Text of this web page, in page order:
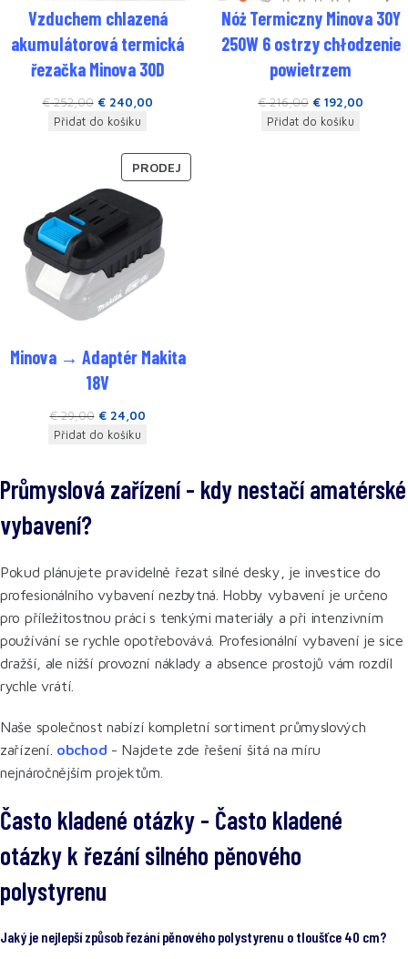
Vzduchem chlazená
akumulátorová termická
řezačka Minova 30D
€252,00 €240,00
Přidat do košíku
Nóż Termiczny Minova 30Y
250W 6 ostrzy chłodzenie
powietrzem
€216,00 €192,00
Přidat do košíku
PRODEJ
Minova → Adaptér Makita
18V
€29,00 €24,00
Přidat do košíku
Průmyslová zařízení - kdy nestačí amatérské
vybavení?
Pokud plánujete pravidelně řezat silné desky, je investice do
profesionálního vybavení nezbytná. Hobby vybavení je určeno
pro příležitostnou práci s tenkými materiály a při intenzivním
používání se rychle opotřebovává. Profesionální vybavení je sice
dražší, ale nižší provozní náklady a absence prostojů vám rozdíl
rychle vrátí.
Naše společnost nabízí kompletní sortiment průmyslových
zařízení. obchod - Najdete zde řešení šitá na míru
nejnáročnějším projektům.
Často kladené otázky - Často kladené
otázky k řezání silného pěnového
polystyrenu
Jaký je nejlepší způsob řezání pěnového polystyrenu o tloušťce 40 cm?